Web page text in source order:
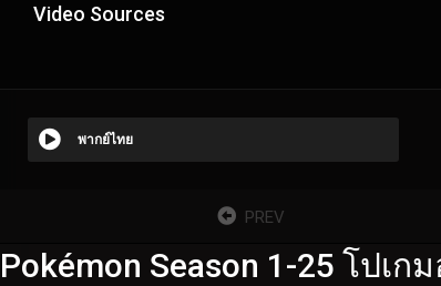
Video Sources
พากย์ไทย
PREV
Pokémon Season 1-25 โปเ